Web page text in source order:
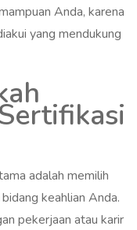
Anda, karena
yang mendukung
adalah memilih
keahlian Anda.
pekerjaan atau karir